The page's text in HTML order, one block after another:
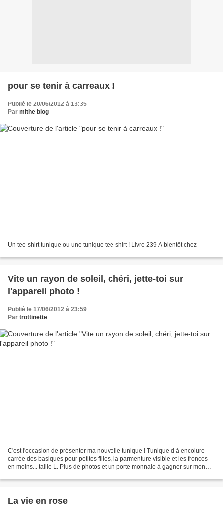
pour se tenir à carreaux !
Publié le 20/06/2012 à 13:35
Par mithe blog
Un tee-shirt tunique ou une tunique tee-shirt ! Livre 239 A bientôt chez
Vite un rayon de soleil, chéri, jette-toi sur
l'appareil photo !
Publié le 17/06/2012 à 23:59
Par trottinette
C'est l'occasion de présenter ma nouvelle tunique ! Tunique d à encolure
carrée des basiques pour petites filles, la parmenture visible et les fronces
en moins... taille L. Plus de photos et un porte monnaie à gagner sur mon
La vie en rose